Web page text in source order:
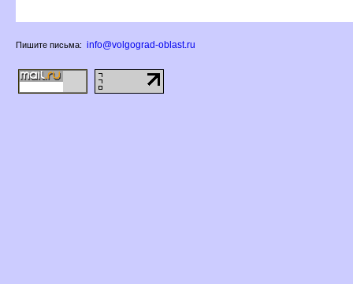
Пишите письма: info@volgograd-oblast.ru